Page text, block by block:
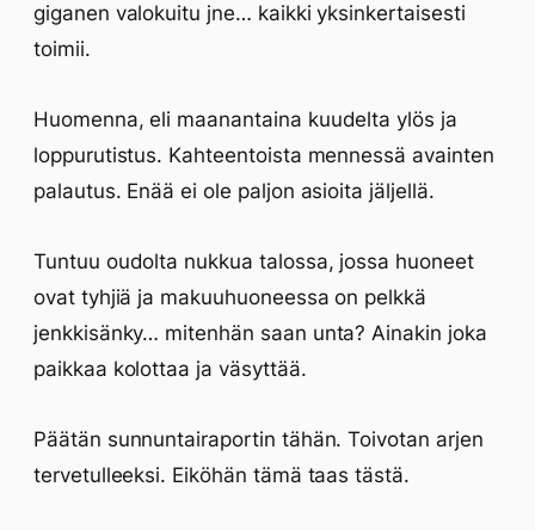
giganen valokuitu jne… kaikki yksinkertaisesti
toimii.
Huomenna, eli maanantaina kuudelta ylös ja
loppurutistus. Kahteentoista mennessä avainten
palautus. Enää ei ole paljon asioita jäljellä.
Tuntuu oudolta nukkua talossa, jossa huoneet
ovat tyhjiä ja makuuhuoneessa on pelkkä
jenkkisänky… mitenhän saan unta? Ainakin joka
paikkaa kolottaa ja väsyttää.
Päätän sunnuntairaportin tähän. Toivotan arjen
tervetulleeksi. Eiköhän tämä taas tästä.